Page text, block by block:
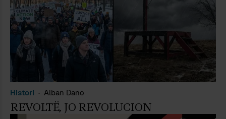
Histori Alban Dano
REVOLTË, JO REVOLUCION